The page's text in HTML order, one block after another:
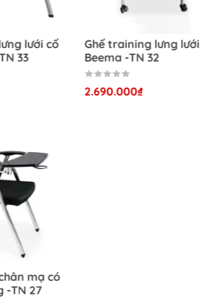
lưới cố
33
Ghế training lưng lưới
Beema -TN 32
2.690.000₫
mạ có
-TN 27